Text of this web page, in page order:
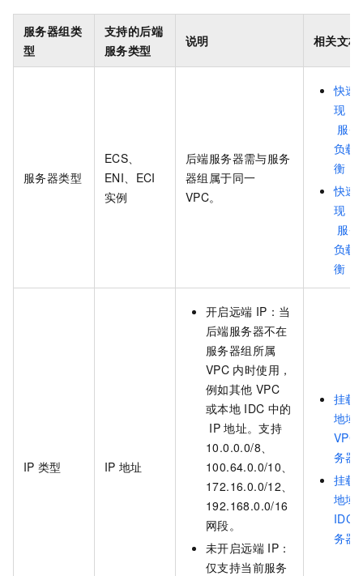
服务器组类
型
支持的后端
服务类型
说明 相关文档
服务器类型
ECS、
ENI、ECI
实例
后端服务器需与服务
器组属于同一
VPC。
快速
现
服
负载
衡
快速
现
服
负载
衡
IP 类型 IP 地址
开启远端 IP：当
后端服务器不在
服务器组所属
VPC 内时使用，
例如其他 VPC
或本地 IDC 中的
IP 地址。支持
10.0.0.0/8、
100.64.0.0/10、
172.16.0.0/12、
192.168.0.0/16
网段。
未开启远端 IP：
仅支持当前服务
挂载
地域
VPC
务器
挂载
地域
IDC
务器